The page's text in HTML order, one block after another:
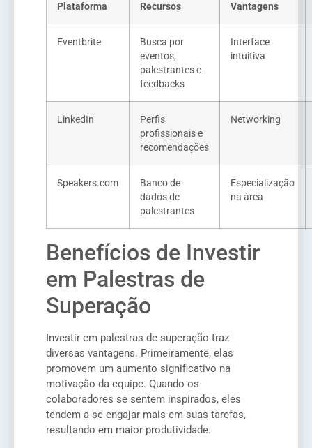
Plataforma Recursos Vantagens
Eventbrite
Busca por
eventos,
palestrantes e
feedbacks
Interface
intuitiva
LinkedIn
Perfis
profissionais e
recomendações
Networking
Speakers.com
Banco de
dados de
palestrantes
Especialização
na área
Benefícios de Investir
em Palestras de
Superação
Investir em palestras de superação traz
diversas vantagens. Primeiramente, elas
promovem um aumento significativo na
motivação da equipe. Quando os
colaboradores se sentem inspirados, eles
tendem a se engajar mais em suas tarefas,
resultando em maior produtividade.